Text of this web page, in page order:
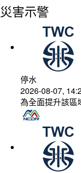
災害示警
停水
2026-08-07,
為全面提升該區